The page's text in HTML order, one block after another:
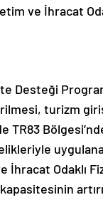
ve İhracat
Desteği
turizm
TR83
Odaklı